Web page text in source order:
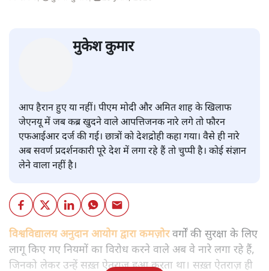
मुकेश कुमार
आप हैरान हुए या नहीं। पीएम मोदी और अमित शाह के खिलाफ
जेएनयू में जब कब्र खुदने वाले आपत्तिजनक नारे लगे तो फौरन